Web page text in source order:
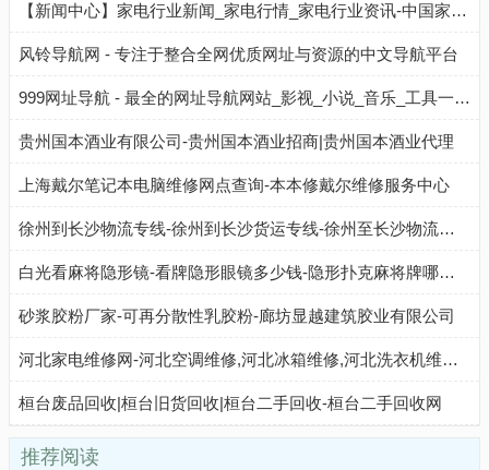
【新闻中心】家电行业新闻_家电行情_家电行业资讯-中国家电网
风铃导航网 - 专注于整合全网优质网址与资源的中文导航平台
999网址导航 - 最全的网址导航网站_影视_小说_音乐_工具一站直达
贵州国本酒业有限公司-贵州国本酒业招商|贵州国本酒业代理
上海戴尔笔记本电脑维修网点查询-本本修戴尔维修服务中心
徐州到长沙物流专线-徐州到长沙货运专线-徐州至长沙物流公司-就发物流网
白光看麻将隐形镜-看牌隐形眼镜多少钱-隐形扑克麻将牌哪里有卖-玲珑王镭射魔术
砂浆胶粉厂家-可再分散性乳胶粉-廊坊显越建筑胶业有限公司
河北家电维修网-河北空调维修,河北冰箱维修,河北洗衣机维修,河北热水器维修,河北燃气灶维修,河北家电维修公司
桓台废品回收|桓台旧货回收|桓台二手回收-桓台二手回收网
推荐阅读